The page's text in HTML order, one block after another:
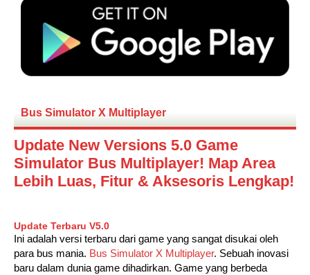
Bus Simulator X Multiplayer
Update New Versions 5.0 Game
Simulator Bus Multiplayer! Map Area
Lebih Luas, Fitur & Aksesoris Lengkap!
Update Terbaru V5.0
Ini adalah versi terbaru dari game yang sangat disukai oleh
para bus mania. Bus Simulator X Multiplayer. Sebuah inovasi
baru dalam dunia game dihadirkan. Game yang berbeda